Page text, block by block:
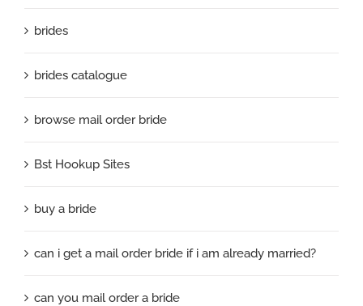
brides
brides catalogue
browse mail order bride
Bst Hookup Sites
buy a bride
can i get a mail order bride if i am already married?
can you mail order a bride